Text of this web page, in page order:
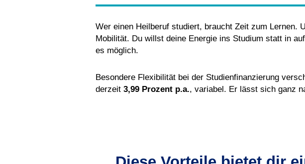
Wer einen Heilberuf studiert, braucht Zeit zum Lernen.
Mobilität. Du willst deine Energie ins Studium statt in
es möglich.
Besondere Flexibilität bei der Studienfinanzierung
derzeit 3,99 Prozent p.a., variabel. Er lässt sich ganz